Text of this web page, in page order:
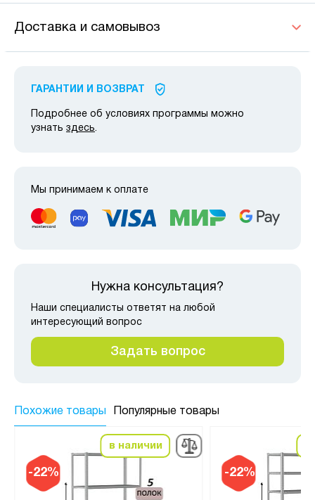
Доставка и самовывоз
ГАРАНТИИ И ВОЗВРАТ
Подробнее об условиях программы можно
узнать здесь.
Мы принимаем к оплате
Нужна консультация?
Наши специалисты ответят на любой
интересующий вопрос
Задать вопрос
Похожие товары Популярные товары
-22%
в наличии
-22%